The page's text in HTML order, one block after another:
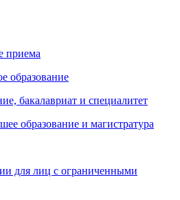
приема
образование
бакалавриат и специалитет
образование и магистратура
для лиц с ограниченными